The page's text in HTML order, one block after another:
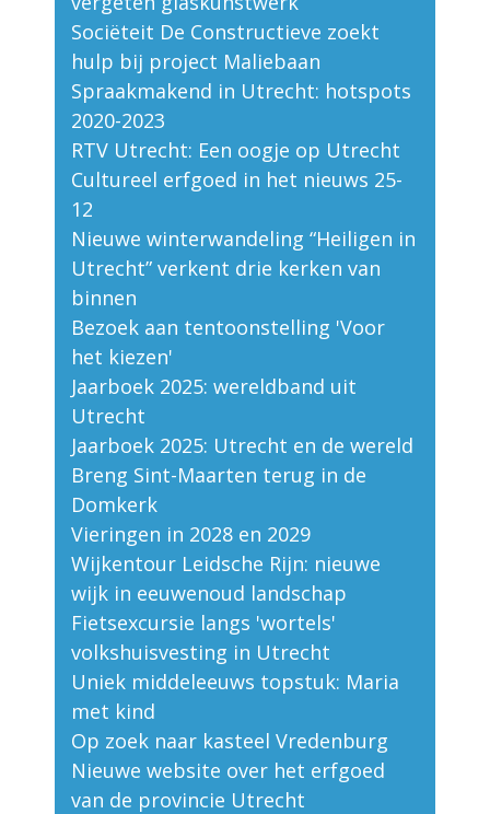
Sociëteit De Constructieve zoekt
hulp bij project Maliebaan
Spraakmakend in Utrecht: hotspots
2020-2023
RTV Utrecht: Een oogje op Utrecht
Cultureel erfgoed in het nieuws 25-
12
Nieuwe winterwandeling “Heiligen in
Utrecht” verkent drie kerken van
binnen
Bezoek aan tentoonstelling 'Voor
het kiezen'
Jaarboek 2025: wereldband uit
Utrecht
Jaarboek 2025: Utrecht en de wereld
Breng Sint-Maarten terug in de
Domkerk
Vieringen in 2028 en 2029
Wijkentour Leidsche Rijn: nieuwe
wijk in eeuwenoud landschap
Fietsexcursie langs 'wortels'
volkshuisvesting in Utrecht
Uniek middeleeuws topstuk: Maria
met kind
Op zoek naar kasteel Vredenburg
Nieuwe website over het erfgoed
van de provincie Utrecht